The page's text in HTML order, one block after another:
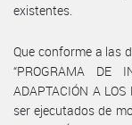
existentes.
Que conforme a las
“PROGRAMA DE
ADAPTACIÓN A
ser ejecutados de